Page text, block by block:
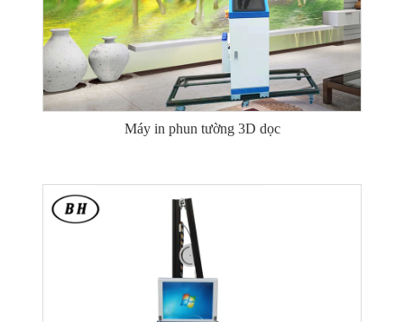
Máy in phun tường 3D dọc